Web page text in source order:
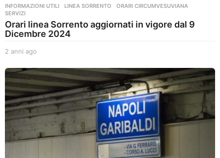
INFORMAZIONI UTILI ,LINEA SORRENTO ,ORARI CIRCUMVESUVIANA
SERVIZI
Orari linea Sorrento aggiornati in vigore dal 9
Dicembre 2024
2 anni ago
n
n
i
a
g
o